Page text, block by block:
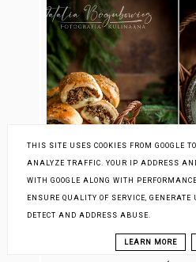
THIS SITE USES COOKIES FROM GOOGLE
ANALYZE TRAFFIC. YOUR IP ADDRESS
WITH GOOGLE ALONG WITH
ENSURE QUALITY OF SERVICE,
DETECT AND ADDRESS ABUSE.
LEARN MORE